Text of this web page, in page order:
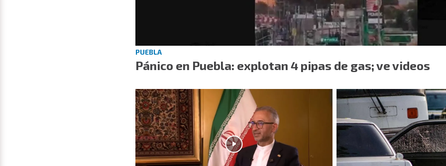
PUEBLA
Pánico en Puebla: explotan 4 pipas de gas; ve videos